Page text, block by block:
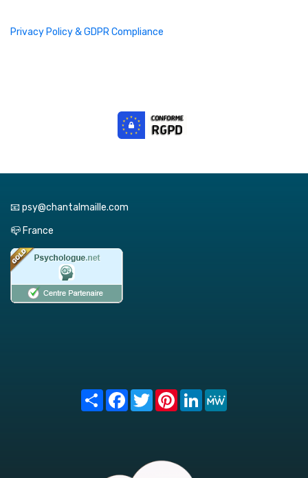
Privacy Policy & GDPR Compliance
📧 psy@chantalmaille.com
📪 France
Share FacebookTwitterPinterest
LinkedIn